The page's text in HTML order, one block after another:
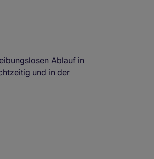
Ablauf in
und in der